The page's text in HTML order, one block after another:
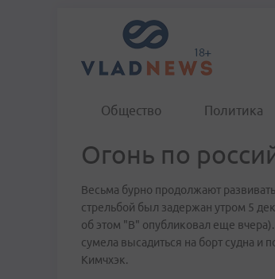
Общество Политика
Огонь по
Весьма бурно продолжают
стрельбой был задержан утром 5
об этом "В" опубликовал еще
сумела высадиться на борт судна и
Кимчхэк.